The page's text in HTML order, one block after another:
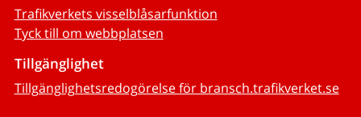
Trafikverkets visselblåsarfunktion
Tyck till om webbplatsen
Tillgänglighet
Tillgänglighetsredogörelse för bransch.trafikverket.se